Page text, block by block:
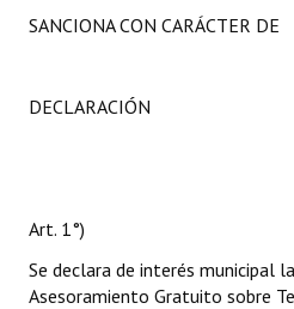
SANCIONA CON CARÁCTER DE
DECLARACIÓN
Art. 1°)
Se declara de interés municipal
Asesoramiento Gratuito sobre